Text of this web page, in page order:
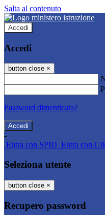
Salta al contenuto
Accedi
Accedi
button close ×
Password dimenticata?
-
Entra con SPID Entra con
Seleziona utente
button close ×
Recupero password